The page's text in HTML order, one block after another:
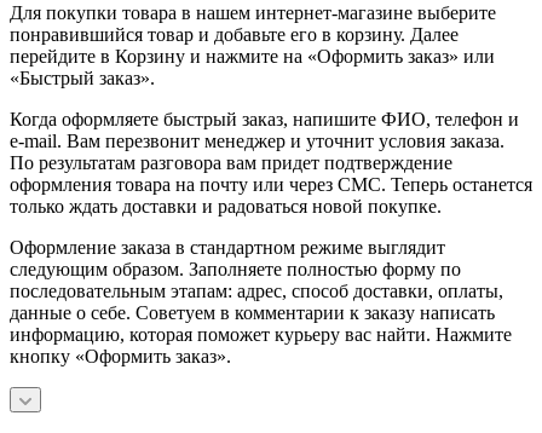
Для покупки товара в нашем интернет-магазине выберите
понравившийся товар и добавьте его в корзину. Далее
перейдите в Корзину и нажмите на «Оформить заказ» или
«Быстрый заказ».
Когда оформляете быстрый заказ, напишите ФИО, телефон и
e-mail. Вам перезвонит менеджер и уточнит условия заказа.
По результатам разговора вам придет подтверждение
оформления товара на почту или через СМС. Теперь останется
только ждать доставки и радоваться новой покупке.
Оформление заказа в стандартном режиме выглядит
следующим образом. Заполняете полностью форму по
последовательным этапам: адрес, способ доставки, оплаты,
данные о себе. Советуем в комментарии к заказу написать
информацию, которая поможет курьеру вас найти. Нажмите
кнопку «Оформить заказ».